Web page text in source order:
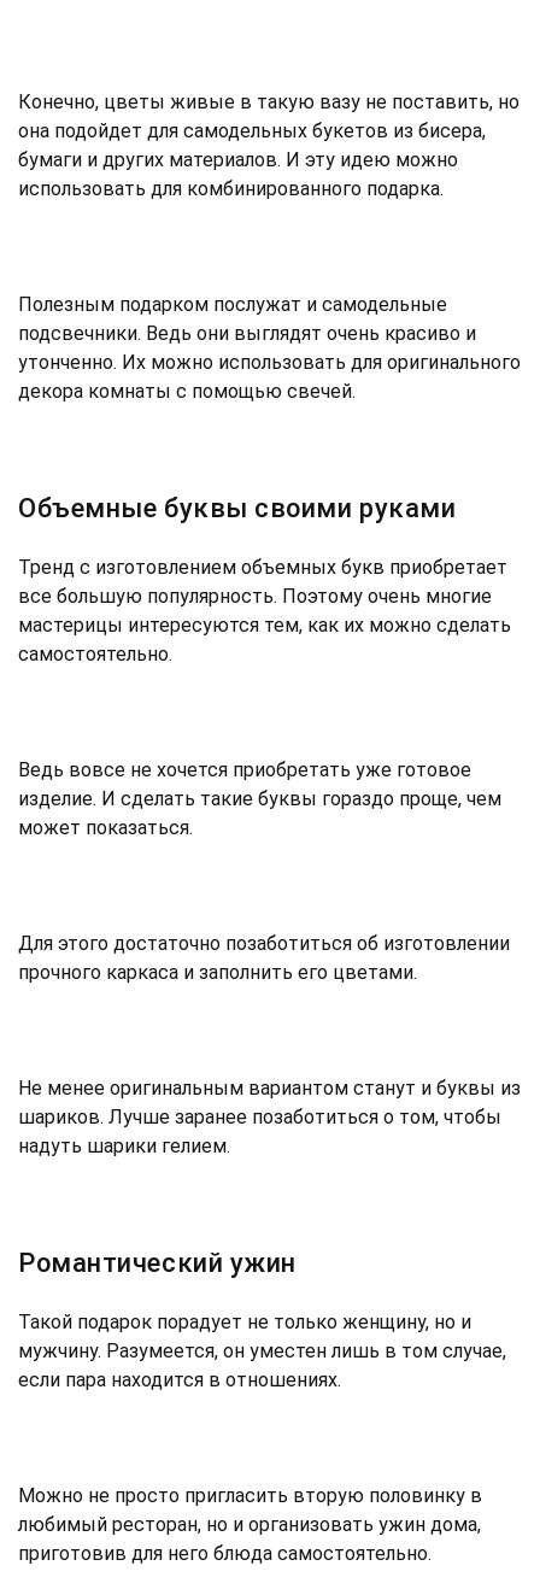
Конечно, цветы живые в такую вазу не поставить, но
она подойдет для самодельных букетов из бисера,
бумаги и других материалов. И эту идею можно
использовать для комбинированного подарка.
Полезным подарком послужат и самодельные
подсвечники. Ведь они выглядят очень красиво и
утонченно. Их можно использовать для оригинального
декора комнаты с помощью свечей.
Объемные буквы своими руками
Тренд с изготовлением объемных букв приобретает
все большую популярность. Поэтому очень многие
мастерицы интересуются тем, как их можно сделать
самостоятельно.
Ведь вовсе не хочется приобретать уже готовое
изделие. И сделать такие буквы гораздо проще, чем
может показаться.
Для этого достаточно позаботиться об изготовлении
прочного каркаса и заполнить его цветами.
Не менее оригинальным вариантом станут и буквы из
шариков. Лучше заранее позаботиться о том, чтобы
надуть шарики гелием.
Романтический ужин
Такой подарок порадует не только женщину, но и
мужчину. Разумеется, он уместен лишь в том случае,
если пара находится в отношениях.
Можно не просто пригласить вторую половинку в
любимый ресторан, но и организовать ужин дома,
приготовив для него блюда самостоятельно.